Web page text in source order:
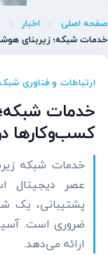
صفحه اصلی
اخبار
خدمات شبکه؛ زیربنای
ارتباطات و فناوری
خدمات
کسب‌وکارها
خدمات شبکه
عصر دیجیتال
پشتیبانی، یک
ضروری است.
ارائه می‌دهد.